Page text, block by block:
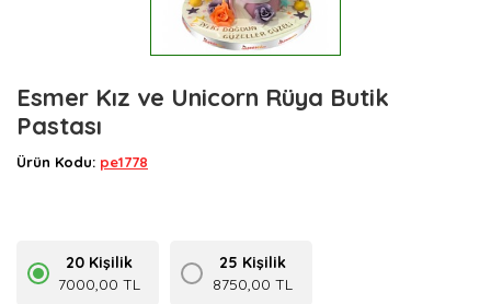
Esmer Kız ve Unicorn Rüya Butik
Pastası
Ürün Kodu: pe1778
20 Kişilik
7000,00 TL
25 Kişilik
8750,00 TL